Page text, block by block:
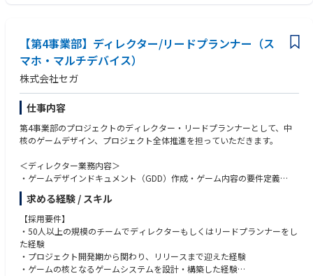
済・加盟店領域に限らず、BtoB領域全般での実績を歓迎）
■歓迎する経験・スキル
・Fintech領域（決済、与信、資産運用など）での経験
・マイクロサービスアーキテクチャに関する理解、または大規模システム
開発に関わった経験
・複数プロジェクトを並行して推進した経験
・機械学習やLLMなどの新しいテクノロジーを活用して成果を上げた経験
・事業やKPIに責任を持ち、関係者を巻き込みながら成果創出をリードし
【第4事業部】ディレクター/リードプランナー（ス
マホ・マルチデバイス）
株式会社セガ
仕事内容
第4事業部のプロジェクトのディレクター・リードプランナーとして、中
核のゲームデザイン、プロジェクト全体推進を担っていただきます。
＜ディレクター業務内容＞
・ゲームデザインドキュメント（GDD）作成・ゲーム内容の要件定義
・プロジェクトのマイルストン・グランドスケジュール策定・担保
・成果物のクオリティ判断・品質担保
・チーム開発体制・環境構築
・チーム開発推進
＜リードプランナー業務内容＞
・ディレクターと共にゲーム内容の骨子を固めること
求める経験 / スキル
【採用要件】
・50人以上の規模のチームでディレクターもしくはリードプランナーをし
た経験
・プロジェクト開発期から関わり、リリースまで迎えた経験
・ゲームの核となるゲームシステムを設計・構築した経験